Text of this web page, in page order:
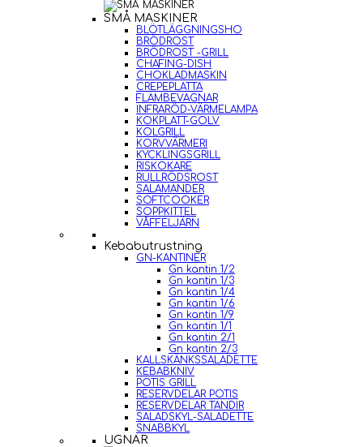
SMÅ MASKINER
BLÖTLÄGGNINGSHO
BRÖDROST
BRÖDROST -GRILL
CHAFING-DISH
CHOKLADMASKIN
CREPEPLATTA
FLAMBEVAGNAR
INFRARÖD-VÄRMELAMPA
KOKPLATT-GOLV
KOLGRILL
KORVVÄRMERI
KYCKLINGSGRILL
RISKOKARE
RULLRÖDSROST
SALAMANDER
SOFTCOOKER
SOPPKITTEL
VÅFFELJÄRN
Kebabutrustning
GN-KANTINER
Gn kantin 1/2
Gn kantin 1/3
Gn kantin 1/4
Gn kantin 1/6
Gn kantin 1/9
Gn kantin 1/1
Gn kantin 2/1
Gn kantin 2/3
KALLSKÄNKSSALADETTE
KEBABKNIV
POTIS GRILL
RESERVDELAR POTIS
RESERVDELAR TANDIR
SALADSKYL-SALADETTE
SNABBKYL
UGNAR